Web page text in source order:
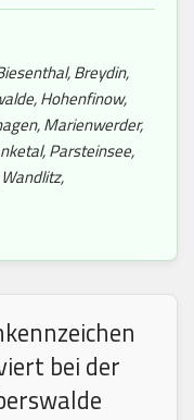
Breydin,
Hohenfinow,
Marienwerder,
Parsteinsee,
bei der